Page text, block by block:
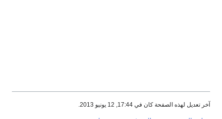
آخر تعديل لهذه الصفحة كان في 17:44, 12 يونيو 2013.